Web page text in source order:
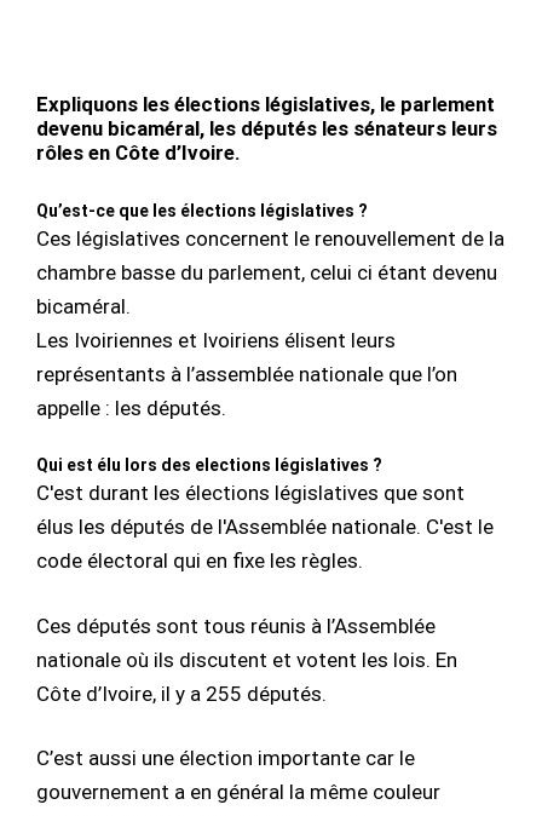
Expliquons les élections législatives, le parlement
devenu bicaméral, les députés les sénateurs leurs
rôles en Côte d’Ivoire.
Qu’est-ce que les élections législatives ?
Ces législatives concernent le renouvellement de la
chambre basse du parlement, celui ci étant devenu
bicaméral.
Les Ivoiriennes et Ivoiriens élisent leurs
représentants à l’assemblée nationale que l’on
appelle : les députés.
Qui est élu lors des elections législatives ?
C'est durant les élections législatives que sont
élus les députés de l'Assemblée nationale. C'est le
code électoral qui en fixe les règles.
Ces députés sont tous réunis à l’Assemblée
nationale où ils discutent et votent les lois. En
Côte d’Ivoire, il y a 255 députés.
C’est aussi une élection importante car le
gouvernement a en général la même couleur